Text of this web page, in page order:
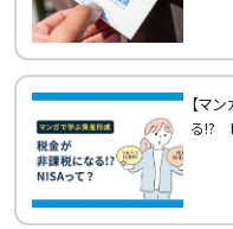
【マ
る!?